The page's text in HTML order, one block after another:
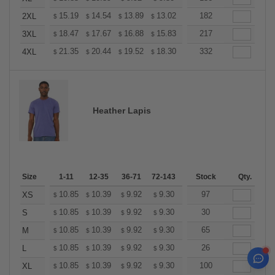
2XL
$ 15.19 $ 14.54 $ 13.89 $ 13.02 12.37
182
3XL
$ 18.47 $ 17.67 $ 16.88 $ 15.83 15.04
217
4XL
$ 21.35 $ 20.44 $ 19.52 $ 18.30 17.38
332
Heather Lapis
Size 1-11 12-35 36-71 72-143 144-287 288 + More
Stock Qty.
XS $ 10.85 $ 10.39 $ 9.92 $ 9.30 8.83
97
S
$ 10.85 $ 10.39 $ 9.92 $ 9.30 8.83
30
M
$ 10.85 $ 10.39 $ 9.92 $ 9.30 8.83
65
L
$ 10.85 $ 10.39 $ 9.92 $ 9.30 8.83 +
26
XL
$ 10.85 $ 10.39 $ 9.92 $ 9.30 8.83 +
100